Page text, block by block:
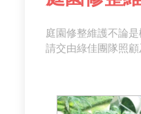
庭園修整維護不論
請交由綠佳團隊照